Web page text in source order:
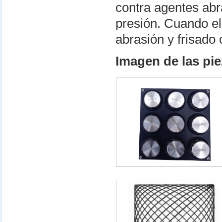
contra agentes
presión. Cuando
abrasión y frisado
Imagen de las